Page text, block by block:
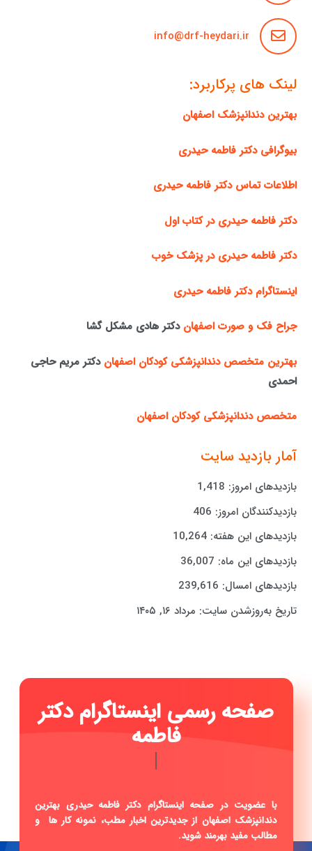
info@drf-heydari.ir
لینک های پرکاربرد:
بهترین دندانپزشک اصفهان
بیوگرافی دکتر فاطمه حیدری
اطلاعات تماس دکتر فاطمه حیدری
دکتر فاطمه حیدری در کتاب اول
دکتر فاطمه حیدری در پزشک خوب
اینستاگرام دکتر فاطمه حیدری
جراح فک و صورت اصفهان دکتر هادی مشکل گشا
بهترین متخصص دندانپزشکی کودکان اصفهان دکتر مریم حاجی
احمدی
متخصص دندانپزشکی کودکان اصفهان
آمار بازدید سایت
بازدیدهای امروز: 1,418
بازدیدکنندگان امروز: 406
بازدیدهای این هفته:10,264
بازدیدهای این ماه: 36,007
بازدیدهای امسال: 239,616
تاریخ به‌روزشدن سایت: مرداد ۱۶, ۱۴۰۵
صفحه رسمی اینست |
با عضویت در صفحه اینستاگرام دکتر فاطمه حیدری بهترین
دندانپزشک اصفهان از جدیدترین اخبار مطب، نمونه کار ها و
صفحه اینستاگرام دکتر فاطمه حیدری